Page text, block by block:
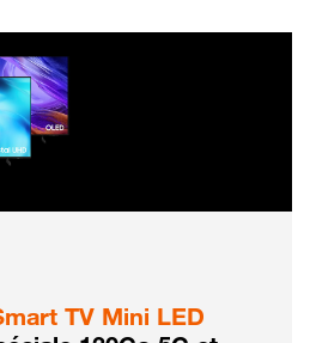
TV Mini LED